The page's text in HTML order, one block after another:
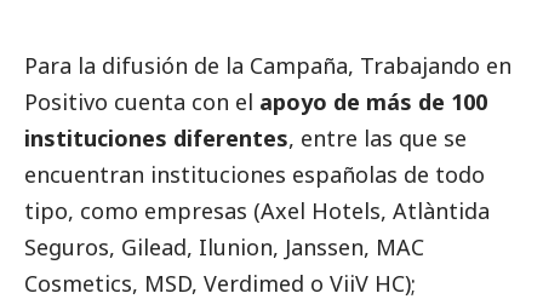
Para la difusión de la Campaña, Trabajando en
Positivo cuenta con el apoyo de más de 100
instituciones diferentes, entre las que se
encuentran instituciones españolas de todo
tipo, como empresas (Axel Hotels, Atlàntida
Seguros, Gilead, Ilunion, Janssen, MAC
Cosmetics, MSD, Verdimed o ViiV HC);